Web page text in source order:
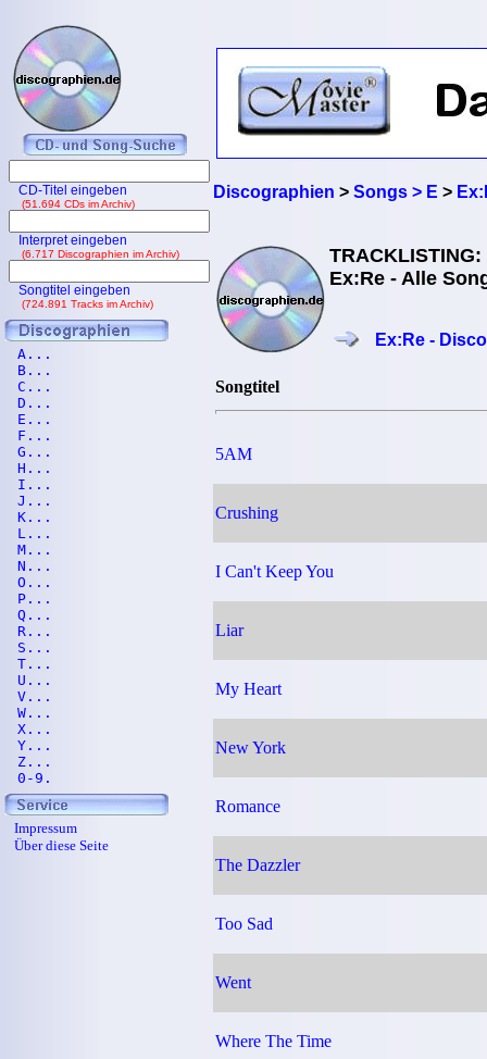
Discographien > Songs > E >
TRACKLISTING:
Ex:Re - Alle
Ex:Re -
Songtitel
5AM
Crushing
I Can't Keep You
Liar
My Heart
New York
Romance
The Dazzler
Too Sad
Went
Where The Time
CD-Titel eingeben
(51.694 CDs im Archiv)
Interpret eingeben
(6.717 Discographien im Archiv)
Songtitel eingeben
(724.891 Tracks im Archiv)
A...
B...
C...
D...
E...
F...
G...
H...
I...
J...
K...
L...
M...
N...
O...
P...
Q...
R...
S...
T...
U...
V...
W...
X...
Y...
Z...
0-9.
Impressum
Über diese Seite